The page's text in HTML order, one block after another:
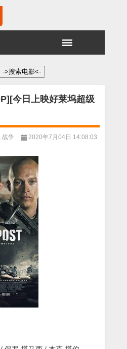
今日上映好莱坞超级
战争
2020年7月04日 14:08:03